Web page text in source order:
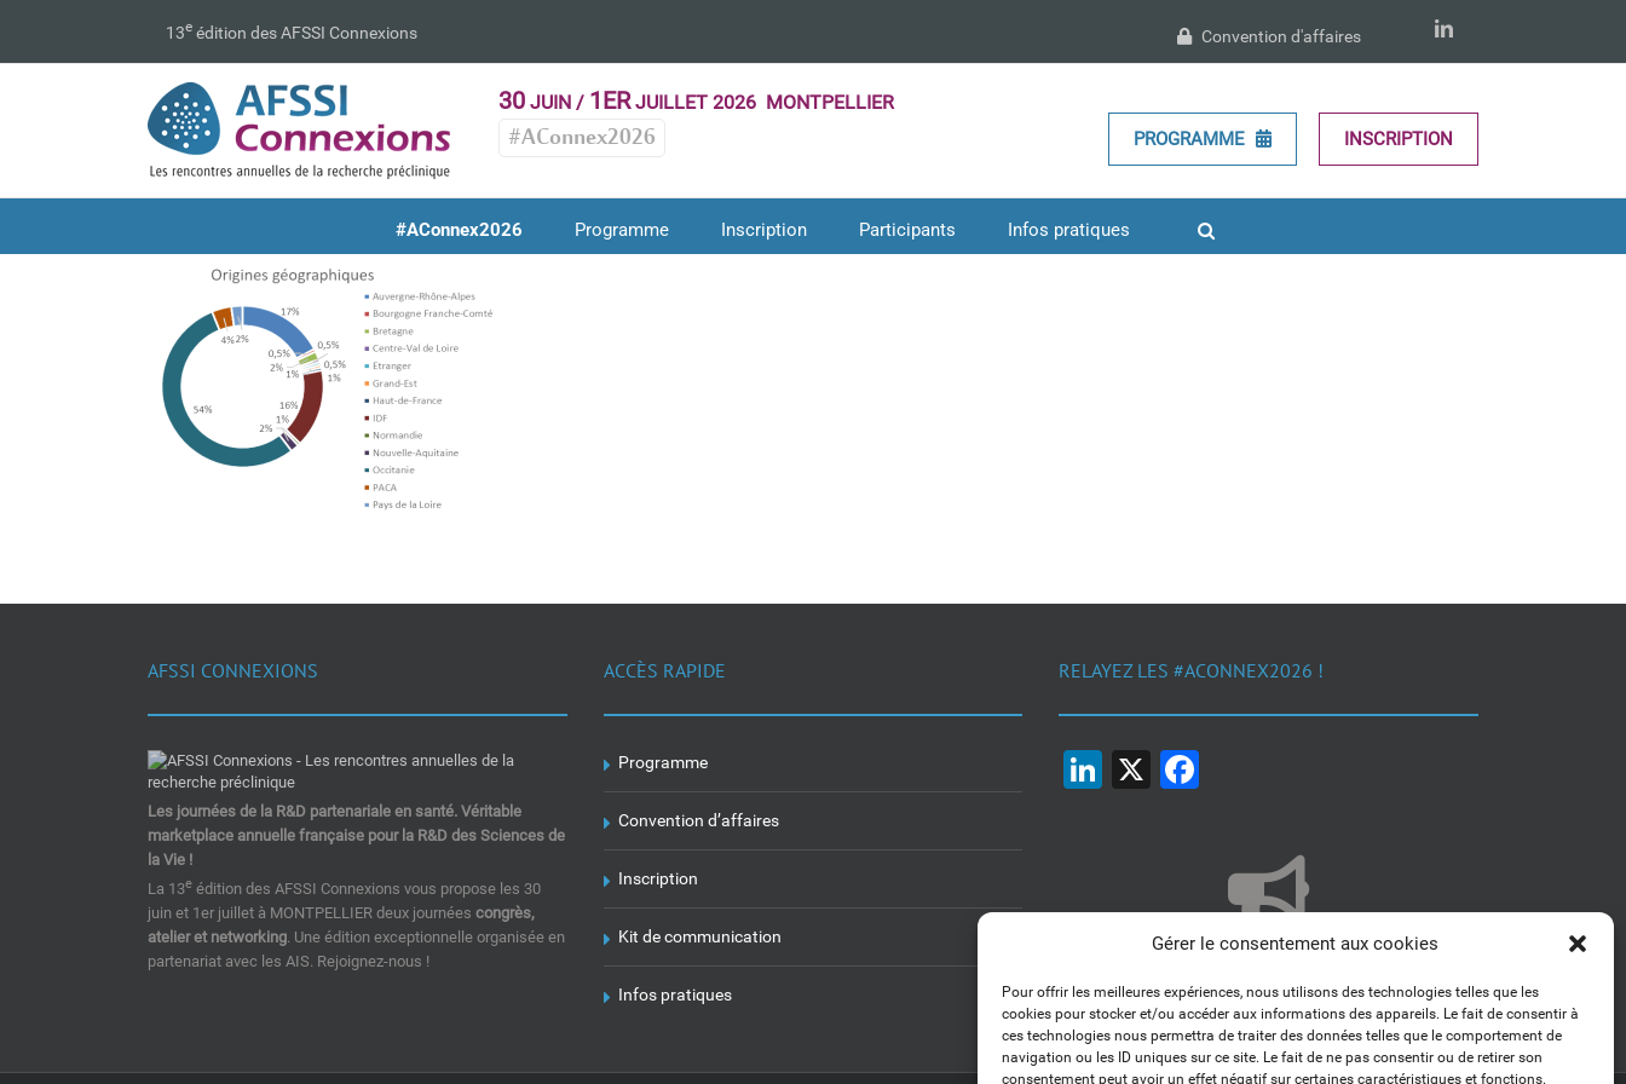
Gérer le consentement aux cookies
Pour offrir les meilleures expériences, nous utilisons des technologies telles que les
cookies pour stocker et/ou accéder aux informations des appareils. Le fait de consentir à
ces technologies nous permettra de traiter des données telles que le comportement de
navigation ou les ID uniques sur ce site. Le fait de ne pas consentir ou de retirer son
consentement peut avoir un effet négatif sur certaines caractéristiques et fonctions.
13e édition des AFSSI Connexions LinkedIn
Convention d'affaires
30 JUIN / 1ERJUILLET 2026 MONTPELLIER
#AConnex2026 PROGRAMME INSCRIPTION
#AConnex2026 Programme Inscription Participants Infos pratiques
AFSSI CONNEXIONS
Les journées de la R&D partenariale en santé. Véritable
marketplace annuelle française pour la R&D des Sciences de
la Vie !
La 13e édition des AFSSI Connexions vous propose les 30
juin et 1er juillet à MONTPELLIER deux journées congrès,
atelier et networking. Une édition exceptionnelle organisée en
partenariat avec les AIS. Rejoignez-nous !
ACCÈS RAPIDE
Programme
Convention d’affaires
Inscription
Kit de communication
Infos pratiques
RELAYEZ LES #ACONNEX2026 !
LinkedIn
X
1, 2, 3... Buzzez !
Découvrez nos kits communication